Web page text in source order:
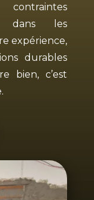
dans les
expérience,
durables
bien, c’est